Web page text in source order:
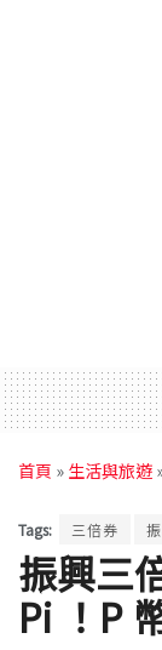
首頁 » 生活與旅遊
Tags: 三倍券
振興三
Pi ！P